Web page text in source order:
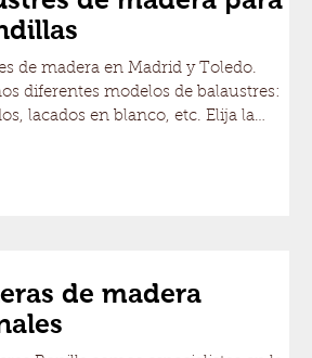
de madera en Madrid y Toledo.
diferentes modelos de balaustres:
lacados en blanco, etc. Elija la
de madera